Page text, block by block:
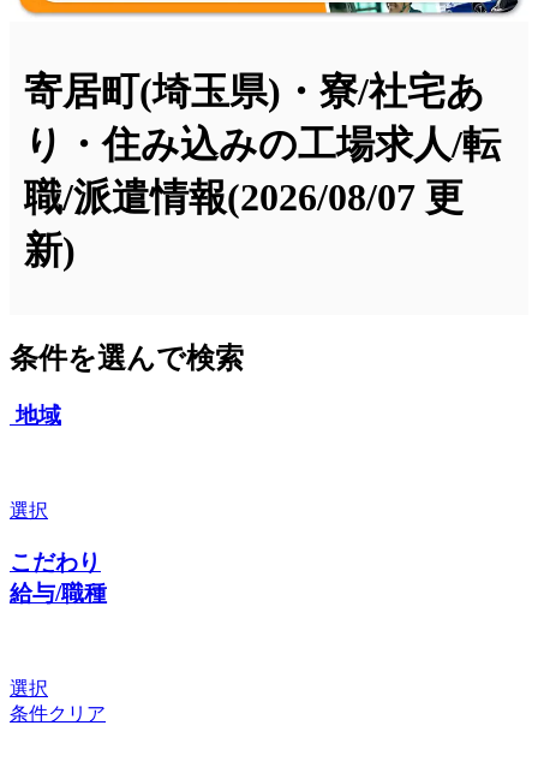
寄居町(埼玉県)・寮/社宅あ
り・住み込みの工場求人/転
職/派遣情報(2026/08/07 更
新)
条件を選んで検索
地域
選択
こだわり
給与/職種
選択
条件クリア